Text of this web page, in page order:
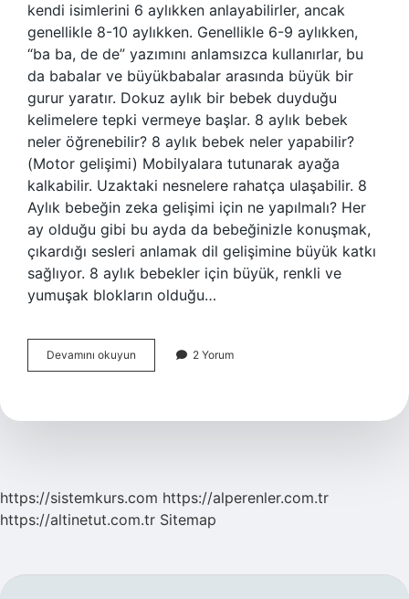
kendi isimlerini 6 aylıkken anlayabilirler, ancak
genellikle 8-10 aylıkken. Genellikle 6-9 aylıkken,
“ba ba, de de” yazımını anlamsızca kullanırlar, bu
da babalar ve büyükbabalar arasında büyük bir
gurur yaratır. Dokuz aylık bir bebek duyduğu
kelimelere tepki vermeye başlar. 8 aylık bebek
neler öğrenebilir? 8 aylık bebek neler yapabilir?
(Motor gelişimi) Mobilyalara tutunarak ayağa
kalkabilir. Uzaktaki nesnelere rahatça ulaşabilir. 8
Aylık bebeğin zeka gelişimi için ne yapılmalı? Her
ay olduğu gibi bu ayda da bebeğinizle konuşmak,
çıkardığı sesleri anlamak dil gelişimine büyük katkı
sağlıyor. 8 aylık bebekler için büyük, renkli ve
yumuşak blokların olduğu…
Devamını okuyun
Aylık
Söyleyebilir
2 Yorum
https://sistemkurs.com https://alperenler.com.tr
https://altinetut.com.tr Sitemap